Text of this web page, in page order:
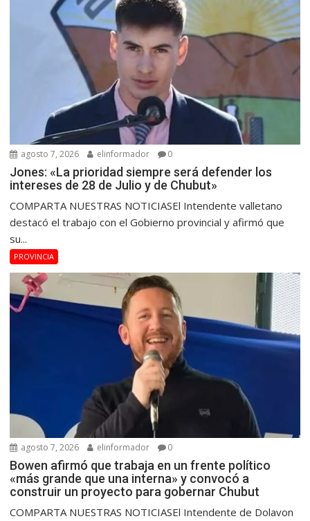
agosto 7, 2026 elinformador 0
Jones: «La prioridad siempre será defender los
intereses de 28 de Julio y de Chubut»
COMPARTA NUESTRAS NOTICIASEl Intendente valletano
destacó el trabajo con el Gobierno provincial y afirmó que
su...
PROVINCIA
agosto 7, 2026 elinformador 0
Bowen afirmó que trabaja en un frente político
«más grande que una interna» y convocó a
construir un proyecto para gobernar Chubut
COMPARTA NUESTRAS NOTICIASEl Intendente de Dolavon